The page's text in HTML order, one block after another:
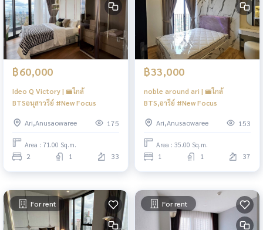
฿60,000
Ideo Q Victory | 🚝ใกล้
BTSอนุสาวรีย์ #New Focus
Ari,Anusaowaree 175
Area : 71.00 Sq.m.
2 1 33
฿33,000
noble around ari | 🚝ใกล้
BTS,อารีย์ #New Focus
Ari,Anusaowaree 153
Area : 35.00 Sq.m.
1 1 37
For rent For rent